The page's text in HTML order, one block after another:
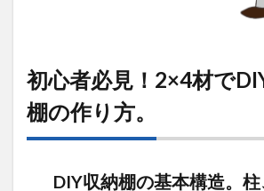
初心者必見！2×4材で
棚の作り方。
DIY収納棚の基本構造。